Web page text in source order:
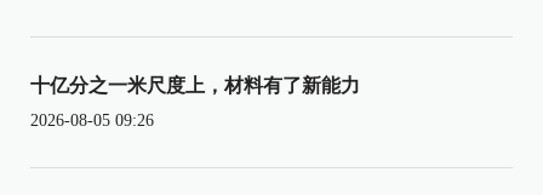
十亿分之一米尺度上，材料有了新能力
2026-08-05 09:26